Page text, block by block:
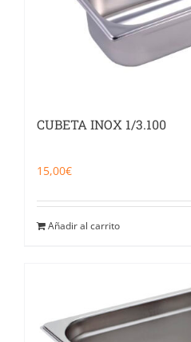
CUBETA INOX 1/3.100
15,00€
Añadir al carrito